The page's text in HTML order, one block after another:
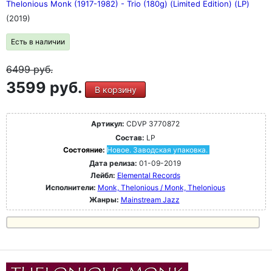
Thelonious Monk (1917-1982) - Trio (180g) (Limited Edition) (LP)
(2019)
Есть в наличии
6499руб.
3599 руб. В корзину
Артикул: CDVP 3770872
Состав: LP
Состояние: Новое. Заводская упаковка.
Дата релиза: 01-09-2019
Лейбл: Elemental Records
Исполнители: Monk, Thelonious / Monk, Thelonious
Жанры: Mainstream Jazz